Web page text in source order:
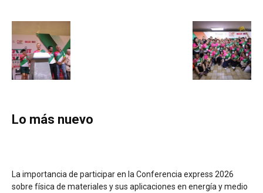
Lo más nuevo
La importancia de participar en la Conferencia express 2026
sobre física de materiales y sus aplicaciones en energía y medio